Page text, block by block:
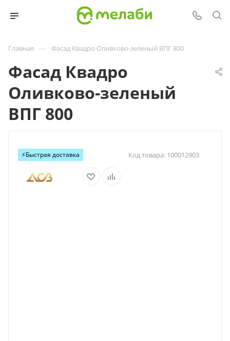
Главная — Фасад Квадро Оливково-зеленый ВПГ 800
Фасад Квадро
Оливково-зеленый
ВПГ 800
⚡️Быстрая доставка Код товара: 100012903